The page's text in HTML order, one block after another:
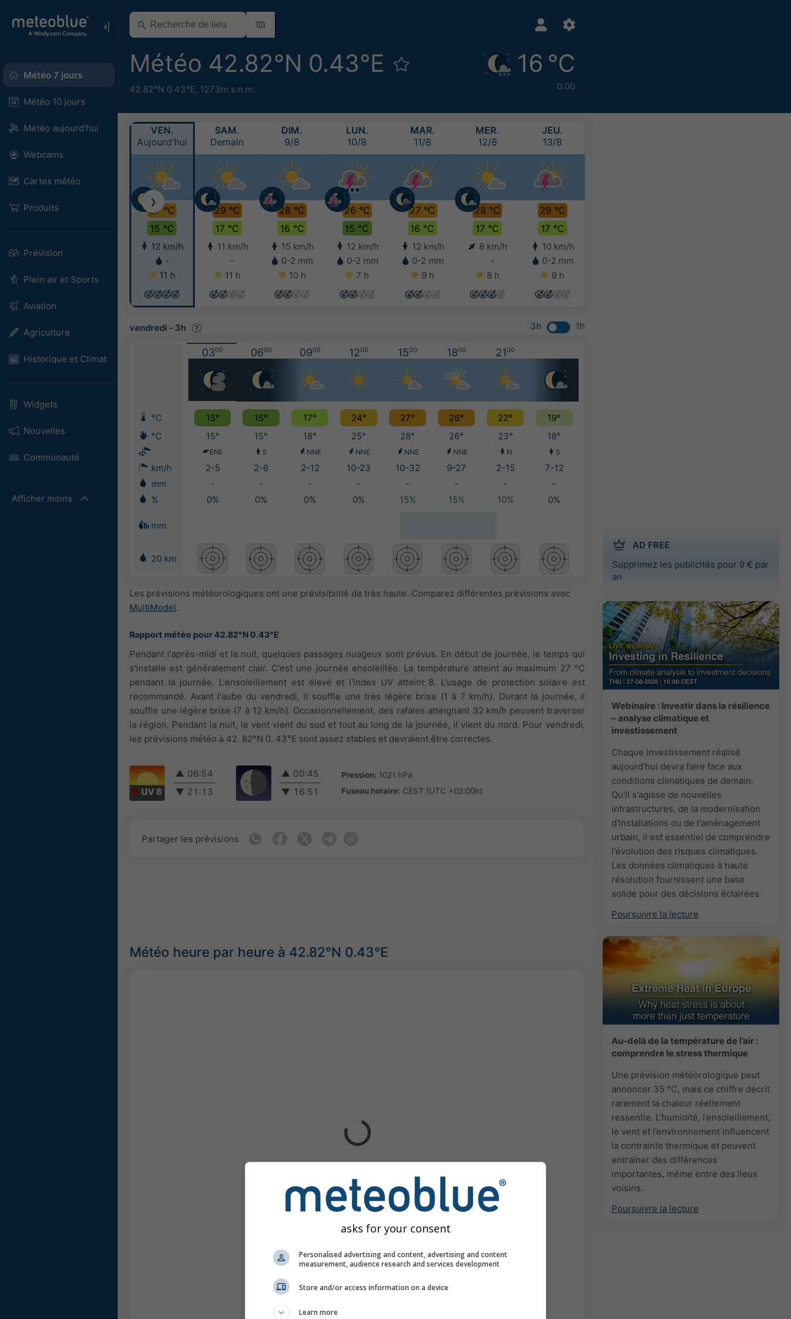
Météo 7 jours
Météo 10 jours
Météo aujourd'hui
Webcams
Cartes météo
Produits
Prévision
Plein air et Sports
Aviation
Agriculture
Historique et Climat
Widgets
Nouvelles
Communauté
Afficher moins
Météo 42.82°N 0.43°E
42.82°N 0.43°E, 1273m s.n.m.
16 °C
0:00
AD FREE
Supprimez les publicités pour 9 € par
an
Webinaire : Investir dans la résilience
– analyse climatique et
investissement
Chaque investissement réalisé
aujourd'hui devra faire face aux
conditions climatiques de demain.
Qu'il s'agisse de nouvelles
infrastructures, de la modernisation
d'installations ou de l'aménagement
urbain, il est essentiel de comprendre
l'évolution des risques climatiques.
Les données climatiques à haute
résolution fournissent une base
solide pour des décisions éclairées.
Poursuivre la lecture
Au-delà de la température de l’air :
comprendre le stress thermique
Une prévision météorologique peut
annoncer 35 °C, mais ce chiffre décrit
rarement la chaleur réellement
ressentie. L’humidité, l’ensoleillement,
le vent et l’environnement influencent
la contrainte thermique et peuvent
entraîner des différences
importantes, même entre des lieux
voisins.
Poursuivre la lecture
VEN.
Aujourd'hui
27 °C
15 °C
12 km/h
-
11 h
SAM.
Demain
29 °C
17 °C
11 km/h
-
11 h
DIM.
9/8
28 °C
16 °C
15 km/h
0-2 mm
10 h
LUN.
10/8
26 °C
15 °C
12 km/h
0-2 mm
7 h
MAR.
11/8
27 °C
16 °C
12 km/h
0-2 mm
9 h
MER.
12/8
28 °C
17 °C
8 km/h
-
8 h
JEU.
13/8
29 °C
17 °C
10 km/h
0-2 mm
9 h
❯
vendredi - 3h 3h 1h
0300 0600 0900 1200 1500 1800 2100
°C 15° 15° 17° 24° 27° 26° 22°
19°
°C
15° 15° 18° 25° 28° 26° 23° 18°
ENE S NNE NNE NNE NNE N S
km/h 2-5 2-6 2-12 10-23 10-32 9-27 2-15
7-12
mm
- - - - - - -
-
%
0% 0% 0% 0% 15% 15% 10% 0%
mm
20 km
Les prévisions météorologiques ont une prévisibilité de très haute. Comparez différentes prévisions avec
MultiModel.
Rapport météo pour 42.82°N 0.43°E
Pendant l'après-midi et la nuit, quelques passages nuageux sont prévus. En début de journée, le temps qui
s'installe est généralement clair. C'est une journée ensoleillée. La température atteint au maximum 27 °C
pendant la journée. L'ensoleillement est élevé et l'index UV atteint 8. L'usage de protection solaire est
recommandé. Avant l'aube du vendredi, il souffle une très légère brise (1 à 7 km/h). Durant la journée, il
souffle une légère brise (7 à 12 km/h). Occasionnellement, des rafales atteignant 32 km/h peuvent traverser
la région. Pendant la nuit, le vent vient du sud et tout au long de la journée, il vient du nord. Pour vendredi,
les prévisions météo à 42. 82°N 0. 43°E sont assez stables et devraient être correctes.
UV 8
▲ 06:54
▼ 21:13
▲ 00:45
▼ 16:51
Pression: 1021 hPa
Fuseau horaire: CEST (UTC +02:00h)
Partager les prévisions
Météo heure par heure à 42.82°N 0.43°E
asks for your consent
Personalised advertising and content, advertising and content
measurement, audience research and services development
Store and/or access information on a device
Learn more